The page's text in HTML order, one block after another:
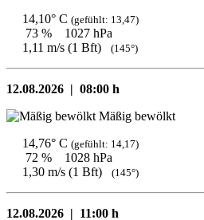
14,10° C (gefühlt: 13,47)
73 %
1027 hPa
1,11 m/s (1 Bft)
(145°)
12.08.2026 | 08:00 h
Mäßig bewölkt
14,76° C (gefühlt: 14,17)
72 %
1028 hPa
1,30 m/s (1 Bft)
(145°)
12.08.2026 | 11:00 h